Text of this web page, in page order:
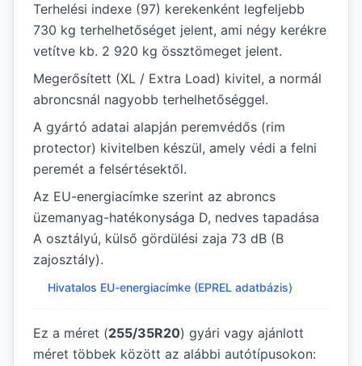
Terhelési indexe (97) kerekenként legfeljebb
730 kg terhelhetőséget jelent, ami négy kerékre
vetítve kb. 2 920 kg össztömeget jelent.
Megerősített (XL / Extra Load) kivitel, a normál
abroncsnál nagyobb terhelhetőséggel.
A gyártó adatai alapján peremvédős (rim
protector) kivitelben készül, amely védi a felni
peremét a felsértésektől.
Az EU-energiacímke szerint az abroncs
üzemanyag-hatékonysága D, nedves tapadása
A osztályú, külső gördülési zaja 73 dB (B
zajosztály).
Hivatalos EU-energiacímke (EPREL adatbázis)
Ez a méret (255/35R20) gyári vagy ajánlott
méret többek között az alábbi autótípusokon: